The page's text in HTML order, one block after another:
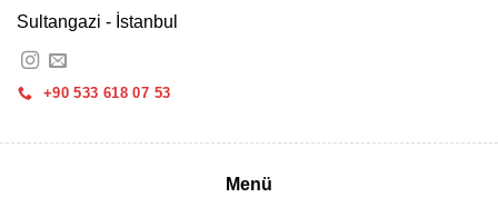
Sultangazi - İstanbul
+90 533 618 07 53
Menü